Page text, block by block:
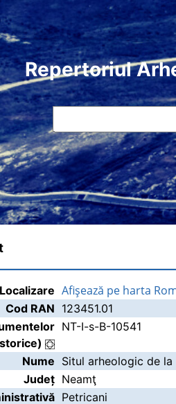
Repertoriul
Localizare Afişează pe harta
Cod RAN 123451.01
NT-I-s-B-10541
Nume Situl arheologic de
Județ Neamţ
Petricani